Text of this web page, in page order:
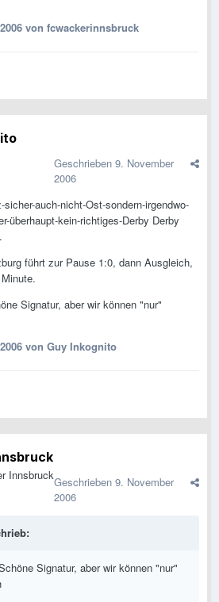
von fcwackerinnsbruck
Geschrieben 9. November
2006
auch-nicht-Ost-sondern-irgendwo-
überhaupt-kein-richtiges-Derby Derby
führt zur Pause 1:0, dann Ausgleich,
Signatur, aber wir können "nur"
von Guy Inkognito
InnsbruckGeschrieben 9. November
2006
Signatur, aber wir können "nur"